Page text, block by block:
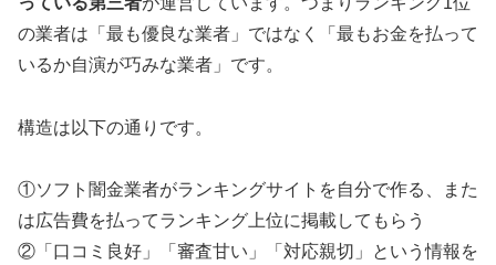
の業者は「最も優良な業者」ではなく「最もお金を払って
いるか自演が巧みな業者」です。
構造は以下の通りです。
①ソフト闇金業者がランキングサイトを自分で作る、また
は広告費を払ってランキング上位に掲載してもらう
②「口コミ良好」「審査甘い」「対応親切」という情報を